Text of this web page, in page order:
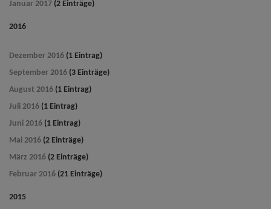
Januar 2017 (2 Einträge)
2016
Dezember 2016 (1 Eintrag)
September 2016 (3 Einträge)
August 2016 (1 Eintrag)
Juli 2016 (1 Eintrag)
Juni 2016 (1 Eintrag)
Mai 2016 (2 Einträge)
März 2016 (2 Einträge)
Februar 2016 (21 Einträge)
2015